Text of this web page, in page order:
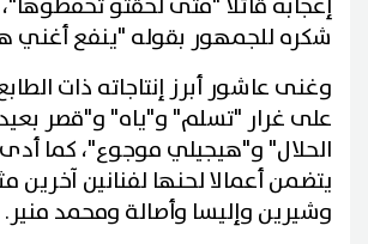
شكره للجمهور بقوله "ينفع أغني
وغنى عاشور أبرز إنتاجاته ذات
على غرار "تسلم" و"ياه" و"قصر
الحلال" و"هيجيلي موجوع"، كما
يتضمن أعمالا لحنها لفنانين آخرين
وشيرين وإليسا وأصالة ومحمد منير.